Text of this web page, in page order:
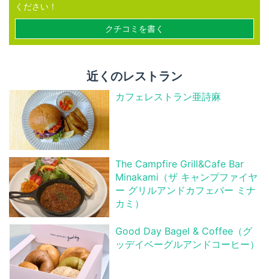
ください！
クチコミを書く
近くのレストラン
カフェレストラン亜詩麻
The Campfire Grill&Cafe Bar
Minakami（ザ キャンプファイヤ
ー グリルアンドカフェバー ミナ
カミ）
Good Day Bagel & Coffee（グ
ッデイベーグルアンドコーヒー）